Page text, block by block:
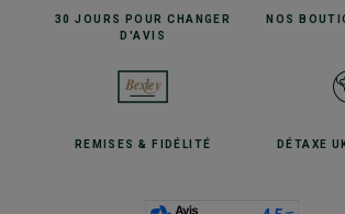
30 JOURS POURCHANGER
D'AVIS
NOS
REMISES& FIDÉLITÉ DÉTAXE